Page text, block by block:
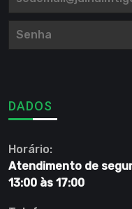
DADOS
Horário:
Atendimento de
13:00 às 17:00